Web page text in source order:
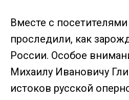
Вместе с
проследили, как
России. Особое
Михаилу Ивановичу
истоков русской